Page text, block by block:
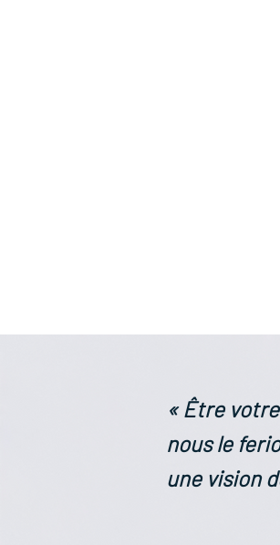
« Être
nous le
une vision